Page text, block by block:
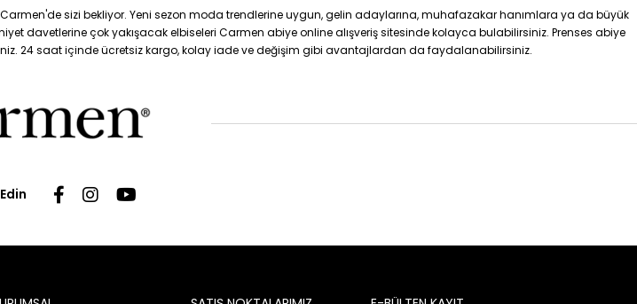
sizi bekliyor. Yeni sezon moda trendlerine uygun, gelin adaylarına, muhafazakar hanımlara ya da büyük
davetlerine çok yakışacak elbiseleri Carmen abiye online alışveriş sitesinde kolayca bulabilirsiniz. Prenses abiye
24 saat içinde ücretsiz kargo, kolay iade ve değişim gibi avantajlardan da faydalanabilirsiniz.